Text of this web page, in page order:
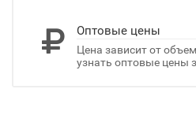
Оптовые цены
Цена зависит от
узнать оптовые цены